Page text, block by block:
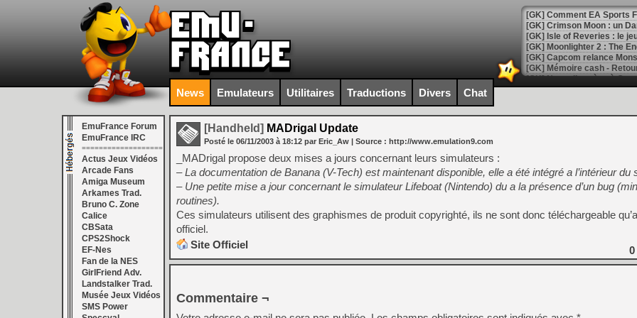
[GK] Comment EA Sports
[GK] Crimson Moon : un
[GK] Isle of Reveries : le
[GK] Moonlighter 2 : The
[GK] Capcom relance
[Mo5] Deux inédits du
[GK] Le beat'em up The
[GK] Endless Legend 2 :
[LS] [PS5] Le WebKit
[GK] Oubliez Crazy Taxi,
[LS] [Switch] NSZ 5.0.0
[GK] No More Room in
[GK] Un chatbot Atelier
[GK] Mémoire cash -
News Emulateurs Utilitaires Traductions Divers Chat
EmuFrance Forum
EmuFrance IRC
===================
Actus Jeux Vidéos
Arcade Fans
Amiga Museum
Arkames Trad.
Bruno C. Zone
Calice
CBSata
CPS2Shock
EF-Nes
Fan de la NES
GirlFriend Adv.
Landstalker Trad.
Musée Jeux Vidéos
SMS Power
[Handheld] MADrigal Update
Posté le 06/11/2003 à 18:12 par Eric_Aw | Source : http://www.emulation9.com
_MADrigal propose deux mises a jours concernant leurs simulateurs :
– La documentation de Banana (V-Tech) est maintenant disponible, elle a été intégré a l’intérieur du
– Une petite mise a jour concernant le simulateur Lifeboat (Nintendo) du a la présence d’un bug
routines).
Ces simulateurs utilisent des graphismes de produit copyrighté, ils ne sont donc téléchargeable
officiel.
Site Officiel
0
Commentaire ¬